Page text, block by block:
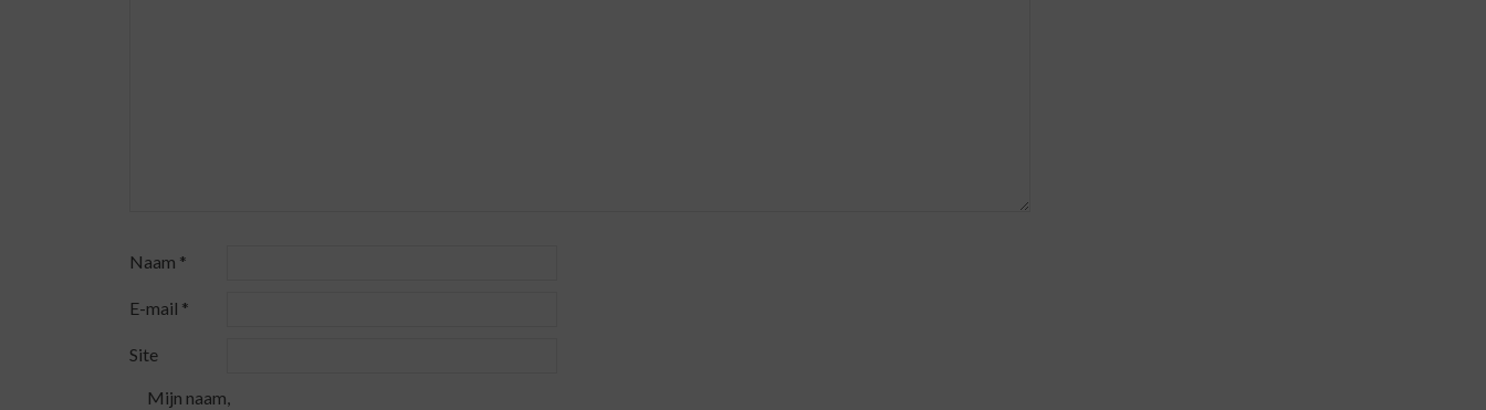
Naam *
E-mail *
Site
Mijn naam,